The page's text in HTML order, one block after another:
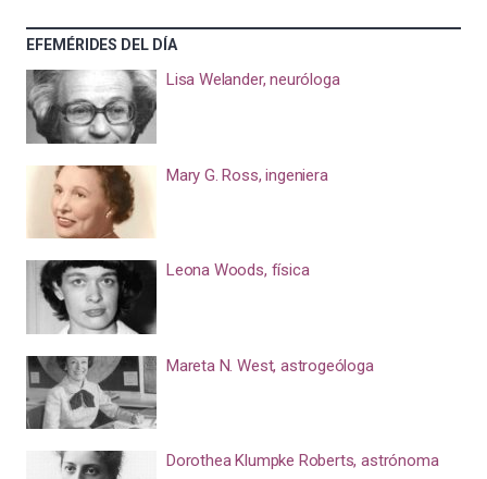
EFEMÉRIDES DEL DÍA
Lisa Welander, neuróloga
Mary G. Ross, ingeniera
Leona Woods, física
Mareta N. West, astrogeóloga
Dorothea Klumpke Roberts, astrónoma